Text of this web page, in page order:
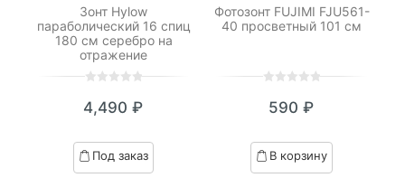
Зонт Hylow
параболический 16 спиц
180 см серебро на
отражение
out
based
on
4,490 ₽
Под заказ
Фотозонт FUJIMI FJU561-
40 просветный 101 см
out
based
on
590 ₽
В корзину